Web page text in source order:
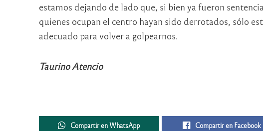
estamos dejando de lado que, si bien ya fueron
quienes ocupan el centro hayan sido derrotados, sólo
adecuado para volver a golpearnos.
Taurino Atencio
Compartir en WhatsApp Compartir en Facebook